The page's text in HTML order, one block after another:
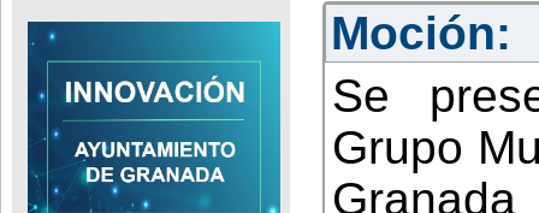
Moción:
Se
Grupo